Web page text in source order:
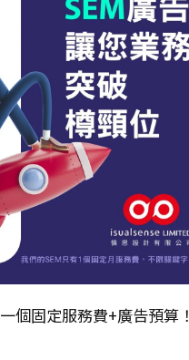
一個固定服務費+廣告預算！